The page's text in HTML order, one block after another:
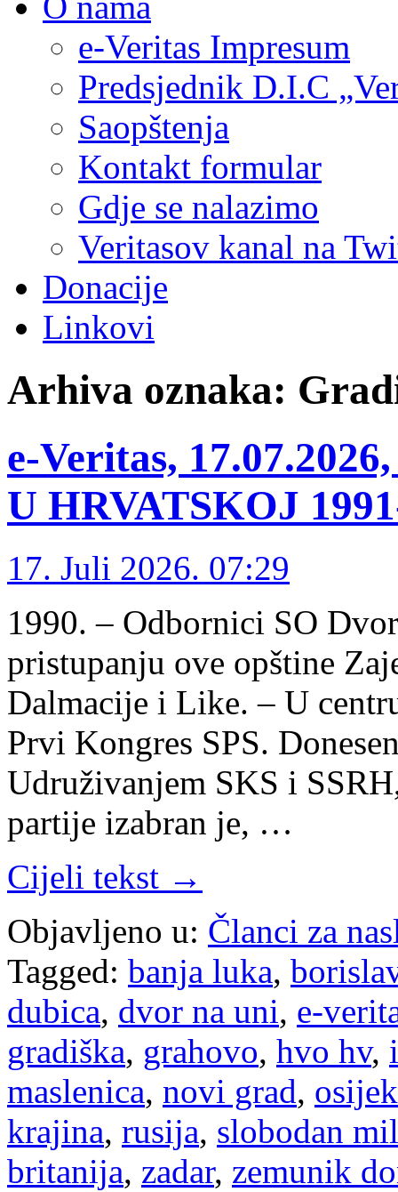
e-Veritas Impresum
Predsjednik D.I.C
Saopštenja
Kontakt formular
Gdje se nalazimo
Veritasov kanal na
Donacije
Linkovi
Arhiva oznaka:
e-Veritas,
U HRVATSKOJ
17. Juli 2026. 07:29
1990. – Odbornici SO
pristupanju ove opštine
Dalmacije i Like. – U
Prvi Kongres SPS.
Udruživanjem SKS i
partije izabran je, …
Cijeli tekst →
Objavljeno u: Članci za
Tagged: banja luka,
dubica, dvor na uni, e-
gradiška, grahovo, hvo hv,
maslenica, novi grad, osijek
krajina, rusija, slobodan
britanija, zadar, zemunik